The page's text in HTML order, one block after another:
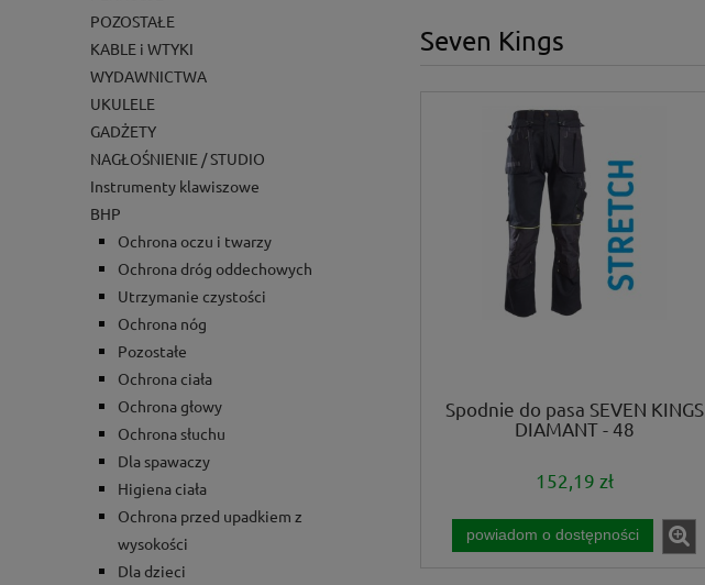
POZOSTAŁE
KABLE i WTYKI
WYDAWNICTWA
UKULELE
GADŻETY
NAGŁOŚNIENIE / STUDIO
Instrumenty klawiszowe
BHP
Ochrona oczu i twarzy
Ochrona dróg oddechowych
Utrzymanie czystości
Ochrona nóg
Pozostałe
Ochrona ciała
Ochrona głowy
Ochrona słuchu
Dla spawaczy
Higiena ciała
Ochrona przed upadkiem z
wysokości
Dla dzieci
Seven Kings
Spodnie do pasa SEVEN KINGS
DIAMANT - 48
152,19 zł
powiadom o dostępności